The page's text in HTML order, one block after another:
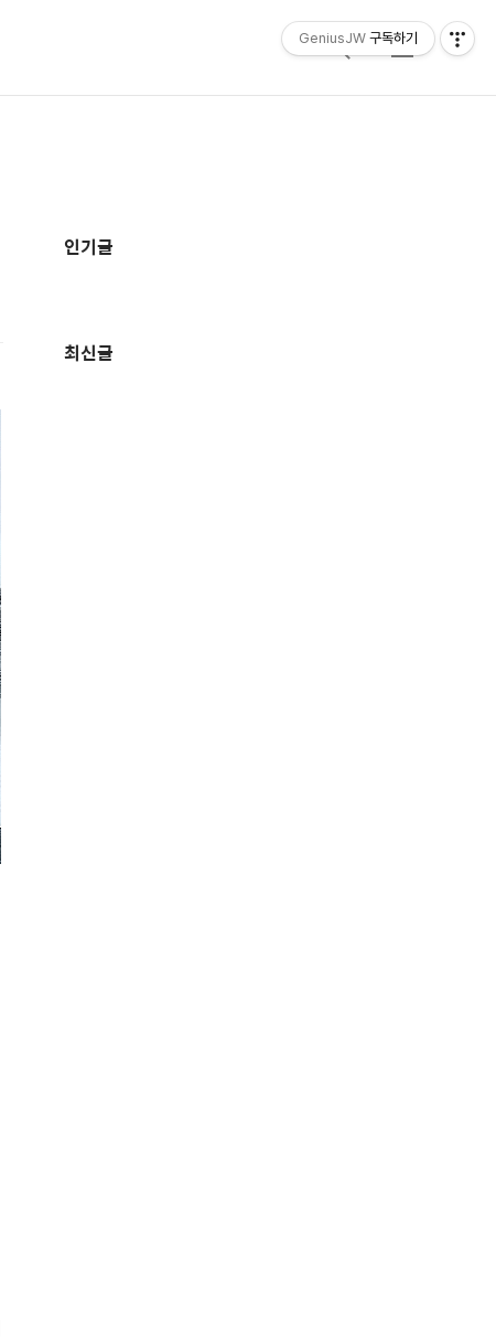
검
메
가
인기글
최신글
GeniusJW 구독하기